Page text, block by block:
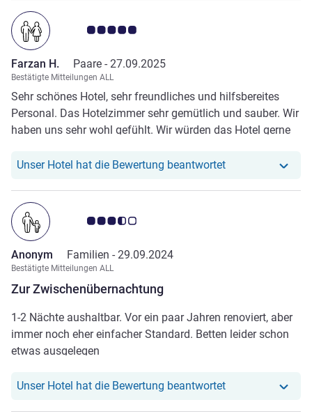
Note Kundenmeinungen 5.0/5
Farzan H. Paare - 27.09.2025
Bestätigte Mitteilungen ALL
Sehr schönes Hotel, sehr freundliches und hilfsbereites
Personal. Das Hotelzimmer sehr gemütlich und sauber. Wir
haben uns sehr wohl gefühlt. Wir würden das Hotel gerne
Unser Hotel hat die Bewertung beantwortetUnser Hotel hat
Zur Zwischenübernachtung
Note Kundenmeinungen 3.5/5
Anonym Familien - 29.09.2024
Bestätigte Mitteilungen ALL
1-2 Nächte aushaltbar. Vor ein paar Jahren renoviert, aber
immer noch eher einfacher Standard. Betten leider schon
etwas ausgelegen
Unser Hotel hat die Bewertung beantwortetUnser Hotel hat